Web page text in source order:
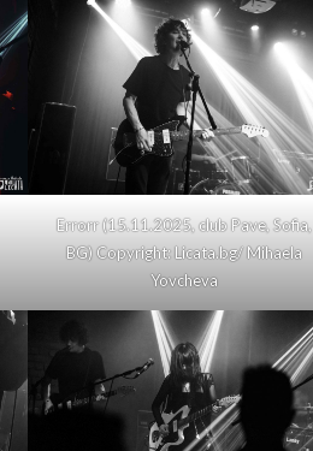
Errorr (15.11.2025, club Pave, Sofia,
BG) Copyright: Licata.bg/ Mihaela
Yovcheva